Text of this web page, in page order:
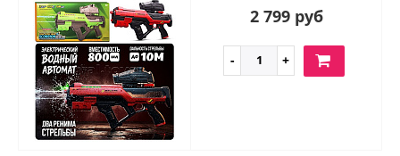
2 799 руб